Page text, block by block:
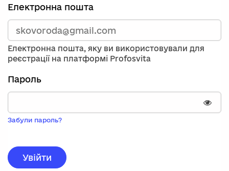
Зареєструйтесь,
використавши
електронну
адресу
та
пароль.
Якщо
вас
немає
запису,
натисніть
реєстрації.
Електронна пошта
Електронна пошта, яку ви використовували для
реєстрації на платформі Profosvita
Пароль
Забули пароль?
Увійти